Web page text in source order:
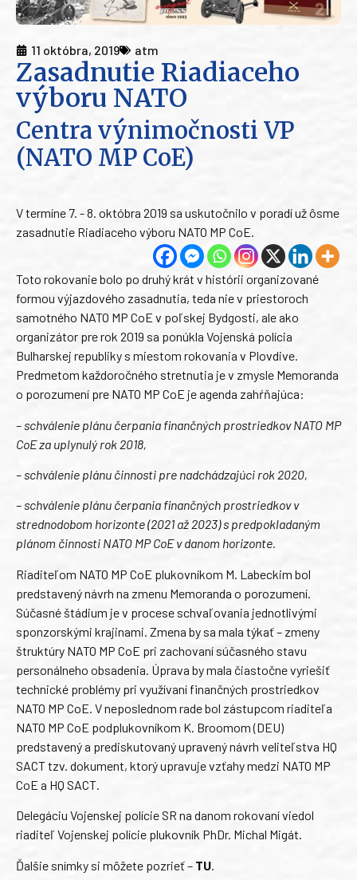
11 októbra, 2019 atm
Zasadnutie Riadiaceho
výboru NATO
Centra výnimočnosti VP
(NATO MP CoE)
V termíne 7. - 8. októbra 2019 sa uskutočnilo v poradí už ôsme
zasadnutie Riadiaceho výboru NATO MP CoE.
Toto rokovanie bolo po druhý krát v histórii organizované
formou výjazdového zasadnutia, teda nie v priestoroch
samotného NATO MP CoE v poľskej Bydgosti, ale ako
organizátor pre rok 2019 sa ponúkla Vojenská polícia
Bulharskej republiky s miestom rokovania v Plovdive.
Predmetom každoročného stretnutia je v zmysle Memoranda
o porozumení pre NATO MP CoE je agenda zahŕňajúca:
– schválenie plánu čerpania finančných prostriedkov NATO MP
CoE za uplynulý rok 2018,
– schválenie plánu činnosti pre nadchádzajúci rok 2020,
– schválenie plánu čerpania finančných prostriedkov v
strednodobom horizonte (2021 až 2023) s predpokladaným
plánom činnosti NATO MP CoE v danom horizonte.
Riaditeľom NATO MP CoE plukovníkom M. Labeckim bol
predstavený návrh na zmenu Memoranda o porozumení.
Súčasné štádium je v procese schvaľovania jednotlivými
sponzorskými krajinami. Zmena by sa mala týkať – zmeny
štruktúry NATO MP CoE pri zachovaní súčasného stavu
personálneho obsadenia. Úprava by mala čiastočne vyriešiť
technické problémy pri využívaní finančných prostriedkov
NATO MP CoE. V neposlednom rade bol zástupcom riaditeľa
NATO MP CoE podplukovníkom K. Broomom (DEU)
predstavený a prediskutovaný upravený návrh veliteľstva HQ
SACT tzv. dokument, ktorý upravuje vzťahy medzi NATO MP
CoE a HQ SACT.
Delegáciu Vojenskej polície SR na danom rokovaní viedol
riaditeľ Vojenskej polície plukovník PhDr. Michal Migát.
Ďalšie snímky si môžete pozrieť – TU